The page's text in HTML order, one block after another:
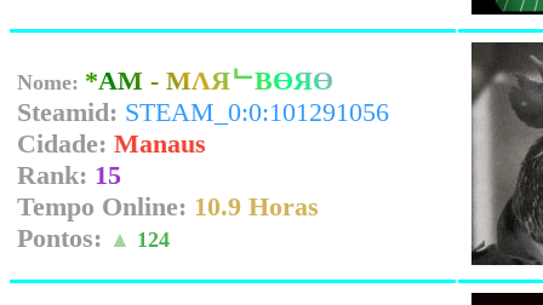
Nome: *AM - MΛЯᄂBӨЯӨ
Steamid: STEAM_0:0:101291056
Cidade: Manaus
Rank: 15
Tempo Online: 10.9 Horas
Pontos: ▲ 124